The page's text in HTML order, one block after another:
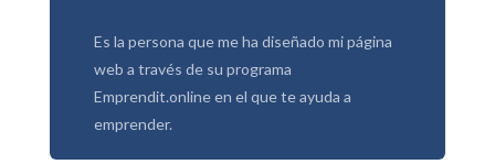
Es la persona que me ha diseñado mi página
web a través de su programa
Emprendit.online en el que te ayuda a
emprender.